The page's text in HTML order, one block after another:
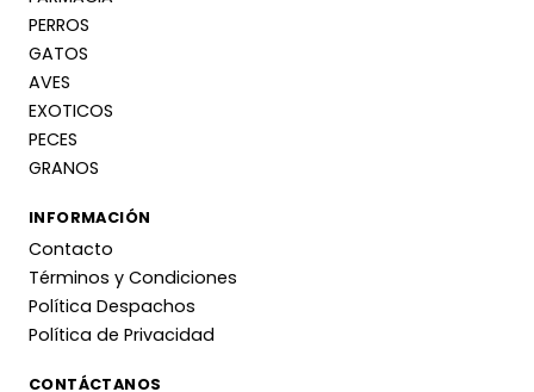
PERROS
GATOS
AVES
EXOTICOS
PECES
GRANOS
INFORMACIÓN
Contacto
Términos y Condiciones
Política Despachos
Política de Privacidad
CONTÁCTANOS